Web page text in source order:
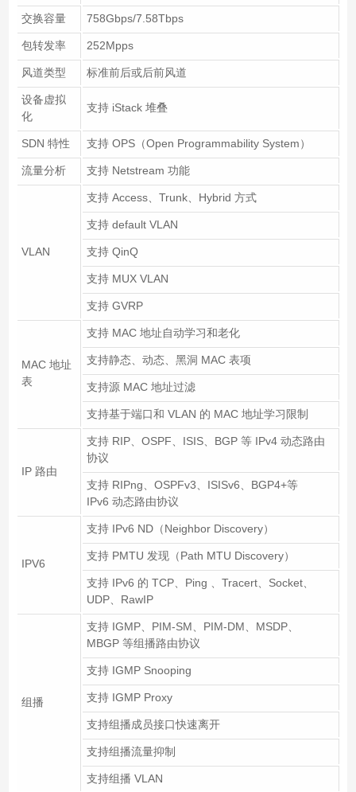
交换容量 758Gbps/7.58Tbps
包转发率 252Mpps
风道类型 标准前后或后前风道
设备虚拟
化
支持 iStack 堆叠
SDN 特性 支持 OPS（Open Programmability System）
流量分析 支持 Netstream 功能
VLAN
支持 Access、Trunk、Hybrid 方式
支持 default VLAN
支持 QinQ
支持 MUX VLAN
支持 GVRP
MAC 地址
表
支持 MAC 地址自动学习和老化
支持静态、动态、黑洞 MAC 表项
支持源 MAC 地址过滤
支持基于端口和 VLAN 的 MAC 地址学习限制
IP 路由
支持 RIP、OSPF、ISIS、BGP 等 IPv4 动态路由
协议
支持 RIPng、OSPFv3、ISISv6、BGP4+等
IPv6 动态路由协议
IPV6
支持 IPv6 ND（Neighbor Discovery）
支持 PMTU 发现（Path MTU Discovery）
支持 IPv6 的 TCP、Ping 、Tracert、Socket、
UDP、RawIP
组播
支持 IGMP、PIM-SM、PIM-DM、MSDP、
MBGP 等组播路由协议
支持 IGMP Snooping
支持 IGMP Proxy
支持组播成员接口快速离开
支持组播流量抑制
支持组播 VLAN